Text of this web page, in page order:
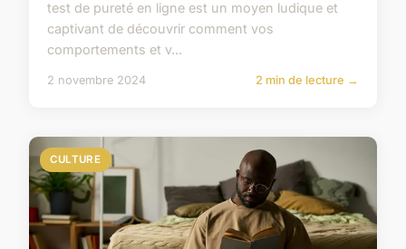
test de pureté en ligne est un moyen ludique et
captivant de découvrir comment vos
comportements et v...
2 novembre 2024 2 min de lecture →
CULTURE